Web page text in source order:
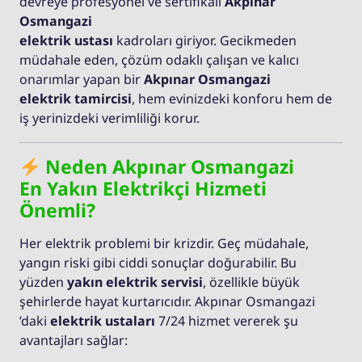
Osmangazi
elektrik ustası kadroları giriyor. Gecikmeden
müdahale eden, çözüm odaklı çalışan ve kalıcı
onarımlar yapan birAkpınar Osmangazi
elektrik tamircisi, hem evinizdeki konforu hem de
iş yerinizdeki verimliliği korur.
Neden Akpınar Osmangazi
En Yakın Elektrikçi Hizmeti
Önemli?
Her elektrik problemi bir krizdir. Geç müdahale,
yangın riski gibi ciddi sonuçlar doğurabilir. Bu
yüzden yakın elektrik servisi, özellikle büyük
şehirlerde hayat kurtarıcıdır. Akpınar Osmangazi
’daki elektrik ustaları 7/24 hizmet vererek şu
avantajları sağlar: